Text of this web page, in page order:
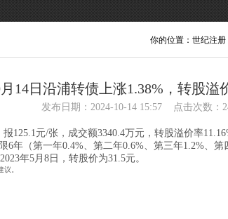
你的位置： 世纪注册
14日沿浦转债上涨1.38%，转股溢
发布日期：2024-10-14 15:57 点击次数：
125.1元/张，成交额3340.4万元，转股溢价率
6年（第一年0.4%、第二年0.6%、第三年1.2%、
年5月8日，转股价为31.5元。
。